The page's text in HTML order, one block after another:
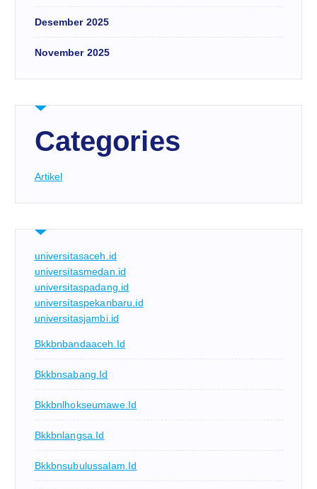
Desember 2025
November 2025
Categories
Artikel
universitasaceh.id
universitasmedan.id
universitaspadang.id
universitaspekanbaru.id
universitasjambi.id
Bkkbnbandaaceh.id
Bkkbnsabang.id
Bkkbnlhokseumawe.id
Bkkbnlangsa.id
Bkkbnsubulussalam.id